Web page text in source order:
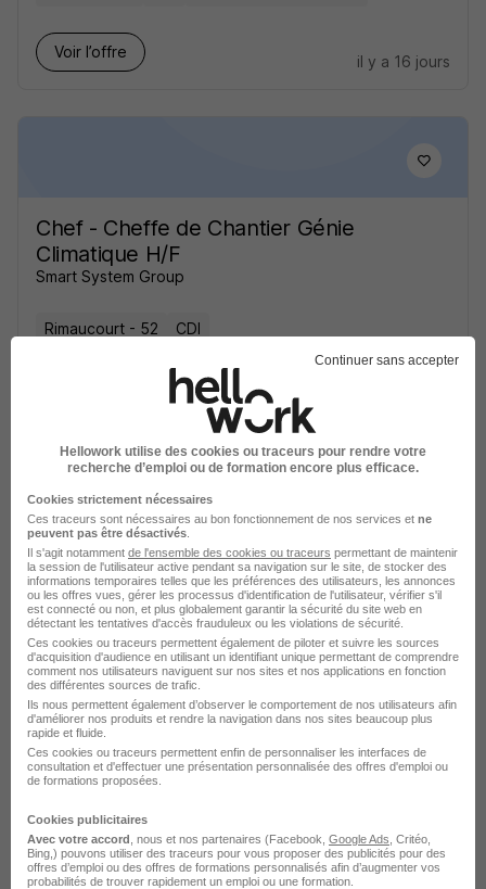
Voir l’offre
il y a 16 jours
Chef - Cheffe de Chantier Génie
Climatique H/F
Smart System Group
Rimaucourt - 52 CDI
RÉSULTATS PROCHES
Les offres ci-dessous sont basées sur les mots-clés de votre
Ingénieur CVC H/F
Fed Construction
Paris - 75 CDI 55 000 - 70 000 € / an
Voir l’offre
il y a 1 jour
Continuer sans accepter
Hellowork utilise des cookies ou traceurs pour rendre votre
recherche d’emploi ou de formation encore plus efficace.
Cookies strictement nécessaires
Ces traceurs sont nécessaires au bon fonctionnement de nos services et ne
peuvent pas être désactivés
Il s'agit notamment de l'ensemble des cookies ou traceurs permettant de maintenir
la session de l'utilisateur active pendant sa navigation sur le site, de stocker des
informations temporaires telles que les préférences des utilisateurs, les annonces
ou les offres vues, gérer les processus d'identification de l'utilisateur, vérifier s'il
est connecté ou non, et plus globalement garantir la sécurité du site web en
détectant les tentatives d'accès frauduleux ou les violations de sécurité.
Ces cookies ou traceurs permettent également de piloter et suivre les sources
d'acquisition d'audience en utilisant un identifiant unique permettant de comprendre
comment nos utilisateurs naviguent sur nos sites et nos applications en fonction
des différentes sources de trafic.
Ils nous permettent également d’observer le comportement de nos utilisateurs afin
d'améliorer nos produits et rendre la navigation dans nos sites beaucoup plus
rapide et fluide.
Ces cookies ou traceurs permettent enfin de personnaliser les interfaces de
consultation et d'effectuer une présentation personnalisée des offres d'emploi ou
de formations proposées.
Cookies publicitaires
Avec votre accord , nous et nos partenaires (Facebook, Google Ads , Critéo,
Bing,) pouvons utiliser des traceurs pour vous proposer des publicités pour des
offres d’emploi ou des offres de formations personnalisés afin d’augmenter vos
probabilités de trouver rapidement un emploi ou une formation.